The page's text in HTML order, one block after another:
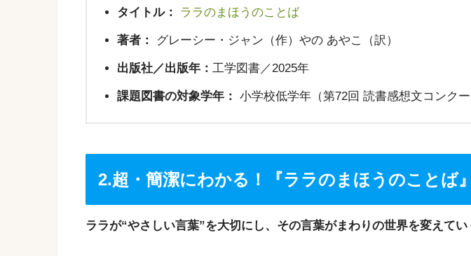
タイトル： ララのまほうのことば
著者： グレーシー・ジャン（作）やの あやこ（訳）
出版社／出版年： 工学図書／2025年
課題図書の対象学年： 小学校低学年（第72回 読書感想文コンクー
2.超・簡潔にわかる！『ララのまほうのことば』
ララが“やさしい言葉”を大切にし、その言葉がまわりの世界を変えてい